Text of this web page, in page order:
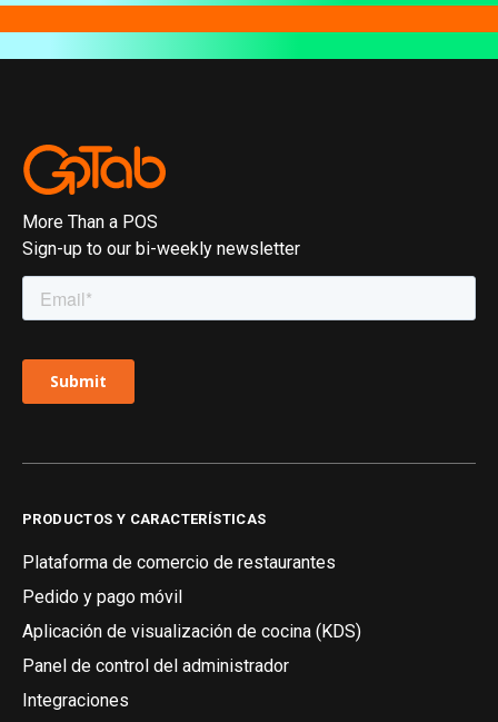
More Than a POS
Sign-up to our bi-weekly newsletter
PRODUCTOS Y CARACTERÍSTICAS
Plataforma de comercio de restaurantes
Pedido y pago móvil
Aplicación de visualización de cocina (KDS)
Panel de control del administrador
Integraciones